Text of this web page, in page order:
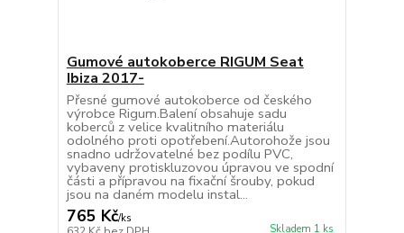
Gumové autokoberce RIGUM Seat
Ibiza 2017-
Přesné gumové autokoberce od českého
výrobce Rigum.Balení obsahuje sadu
koberců z velice kvalitního materiálu
odolného proti opotřebení.Autorohože jsou
snadno udržovatelné bez podílu PVC,
vybaveny protiskluzovou úpravou ve spodní
části a přípravou na fixační šrouby, pokud
jsou na daném modelu instal...
765 Kč/ks
Skladem 1 ks